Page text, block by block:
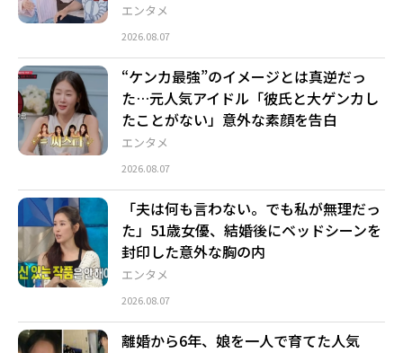
エンタメ
2026.08.07
エンタメ
“ケンカ最強”のイメージとは真逆だっ
た…元人気アイドル「彼氏と大ゲンカし
たことがない」意外な素顔を告白
2026.08.07
エンタメ
「夫は何も言わない。でも私が無理だっ
た」51歳女優、結婚後にベッドシーンを
封印した意外な胸の内
2026.08.07
離婚から6年、娘を一人で育てた人気